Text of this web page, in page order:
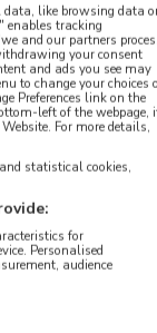
de
van 70
dit
en
met een
Er werden
data, like browsing data
enables tracking
and our partners
your consent
and ads you see may
to change your choices
Preferences link on the
left of the webpage,
For more details,
statistical cookies,
for
Personalised
audience